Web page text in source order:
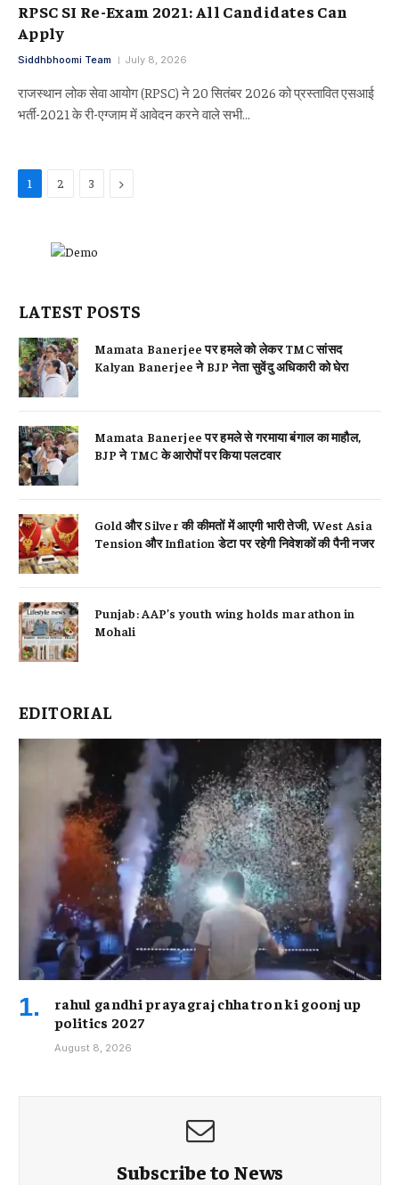
RPSC SI Re-Exam 2021: All Candidates Can
Apply
Siddhbhoomi Team July 8, 2026
राजस्थान लोक सेवा आयोग (RPSC) ने 20 सितंबर 2026 को प्रस्तावित एसआई
भर्ती-2021 के री-एग्जाम में आवेदन करने वाले सभी…
1 2 3 Next
LATEST POSTS
Mamata Banerjee पर हमले को लेकर TMC सांसद
Kalyan Banerjee ने BJP नेता सुवेंदु अधिकारी को घेरा
Mamata Banerjee पर हमले से गरमाया बंगाल का माहौल,
BJP ने TMC के आरोपों पर किया पलटवार
Gold और Silver की कीमतों में आएगी भारी तेजी, West Asia
Tension और Inflation डेटा पर रहेगी निवेशकों की पैनी नजर
Punjab: AAP’s youth wing holds marathon in
Mohali
EDITORIAL
rahul gandhi prayagraj chhatron ki goonj up
politics 2027
August 8, 2026
Subscribe to News